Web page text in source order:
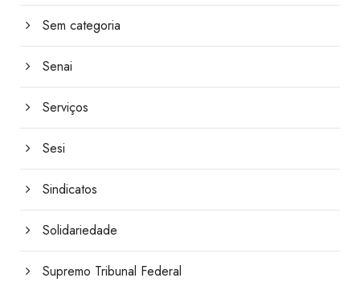
Sem categoria
Senai
Serviços
Sesi
Sindicatos
Solidariedade
Supremo Tribunal Federal